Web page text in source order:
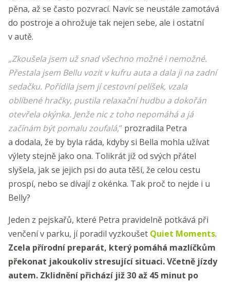
pěna, až se často pozvrací. Navíc se neustále zamotává
do postroje a ohrožuje tak nejen sebe, ale i ostatní
v autě.
„Zkoušela jsem už snad všechno možné i nemožné.
Přestala jsem Bellu vozit v kufru auta a dala ji na zadní
sedačku. Pořídila jsem jí cestovní pelíšek, vzala
oblíbené hračky, pustila relaxační hudbu a dokořán
otevřela okýnka. Jenže nic z toho nepomáhá a já
začínám být pomalu zoufalá,“ prozradila Petra
a dodala, že by byla ráda, kdyby si Bella mohla užívat
výlety stejně jako ona. Tolikrát již od svých přátel
slyšela, jak se jejich psi do auta těší, že celou cestu
prospí, nebo se dívají z okénka. Tak proč to nejde i u
Belly?
Jeden z pejskařů, které Petra pravidelně potkává při
venčení v parku, jí poradil vyzkoušet Quiet Moments.
Zcela přírodní preparát, který pomáhá mazlíčkům
překonat jakoukoliv stresující situaci. Včetně jízdy
autem. Zklidnění přichází již 30 až 45 minut po